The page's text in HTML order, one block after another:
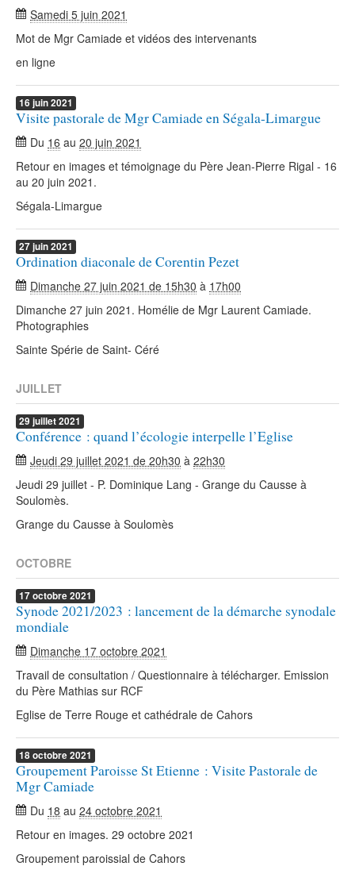
Samedi 5 juin 2021
Mot de Mgr Camiade et vidéos des intervenants
en ligne
16 juin2021
Visite pastorale de Mgr Camiade en Ségala-Limargue
Du 16 au 20 juin 2021
Retour en images et témoignage du Père Jean-Pierre Rigal - 16
au 20 juin 2021.
Ségala-Limargue
27juin2021
Ordination diaconale de Corentin Pezet
Dimanche 27 juin 2021 de 15h30 à 17h00
Dimanche 27 juin 2021. Homélie de Mgr Laurent Camiade.
Photographies
Sainte Spérie de Saint- Céré
JUILLET
29 juillet2021
Conférence : quand l’écologie interpelle l’Eglise
Jeudi 29 juillet 2021 de 20h30 à 22h30
Jeudi 29 juillet - P. Dominique Lang - Grange du Causse à
Soulomès.
Grange du Causse à Soulomès
OCTOBRE
17octobre2021
Synode 2021/2023 : lancement de la démarche synodale
mondiale
Dimanche 17 octobre 2021
Travail de consultation / Questionnaire à télécharger. Emission
du Père Mathias sur RCF
Eglise de Terre Rouge et cathédrale de Cahors
18octobre2021
Groupement Paroisse St Etienne : Visite Pastorale de
Mgr Camiade
Du 18 au 24 octobre 2021
Retour en images. 29 octobre 2021
Groupement paroissial de Cahors